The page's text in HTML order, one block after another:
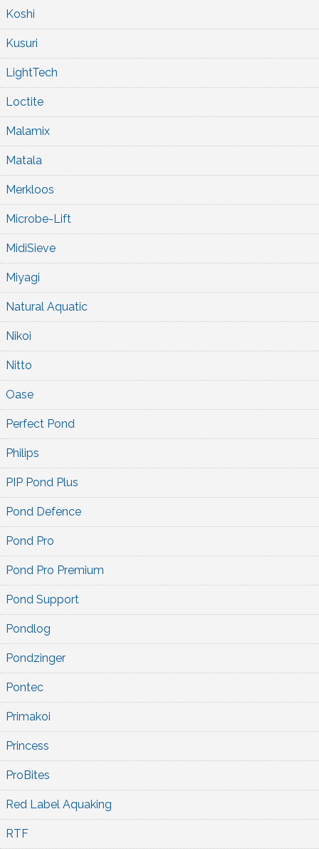
Koshi
Kusuri
LightTech
Loctite
Malamix
Matala
Merkloos
Microbe-Lift
MidiSieve
Miyagi
Natural Aquatic
Nikoi
Nitto
Oase
Perfect Pond
Philips
PIP Pond Plus
Pond Defence
Pond Pro
Pond Pro Premium
Pond Support
Pondlog
Pondzinger
Pontec
Primakoi
Princess
ProBites
Red Label Aquaking
RTF